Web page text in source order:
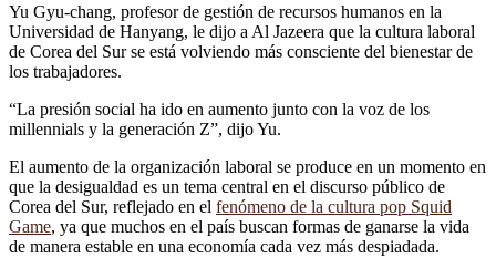
Yu Gyu-chang, profesor de gestión de recursos humanos en la
Universidad de Hanyang, le dijo a Al Jazeera que la cultura laboral
de Corea del Sur se está volviendo más consciente del bienestar de
los trabajadores.
“La presión social ha ido en aumento junto con la voz de los
millennials y la generación Z”, dijo Yu.
El aumento de la organización laboral se produce en un momento en
que la desigualdad es un tema central en el discurso público de
Corea del Sur, reflejado en el fenómeno de la cultura pop Squid
Game, ya que muchos en el país buscan formas de ganarse la vida
de manera estable en una economía cada vez más despiadada.